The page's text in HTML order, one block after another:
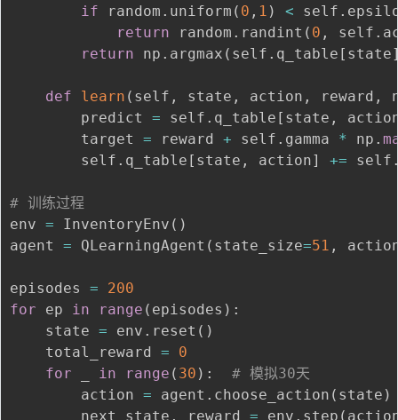
if random . uniform ( 0 , 1 ) < self .
return random . randint ( 0 , self .
return np . argmax ( self . q_table [ state
def learn ( self , state , action , reward ,
        predict
= self . q_table [ state ,
        target
= reward + self . gamma * np .
        self
. q_table [ state , action] += self
# 训练过程
env = InventoryEnv ( )
agent = QLearningAgent ( state_size=51 ,
episodes =
200
for ep in range ( episodes ) :
    state
= env . reset ( )
    total_reward
=
0
for
in range ( 30 ) :
# 模拟30天
        action
= agent . choose_action ( state )
        next_state
, reward = env . step (